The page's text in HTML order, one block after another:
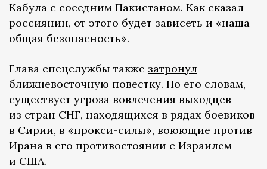
Кабула с соседним Пакистаном. Как сказал
россиянин, от этого будет зависеть и «наша
общая безопасность».
Глава спецслужбы также затронул
ближневосточную повестку. По его словам,
существует угроза вовлечения выходцев
из стран СНГ, находящихся в рядах боевиков
в Сирии, в «прокси-силы», воюющие против
Ирана в его противостоянии с Израилем
и США.